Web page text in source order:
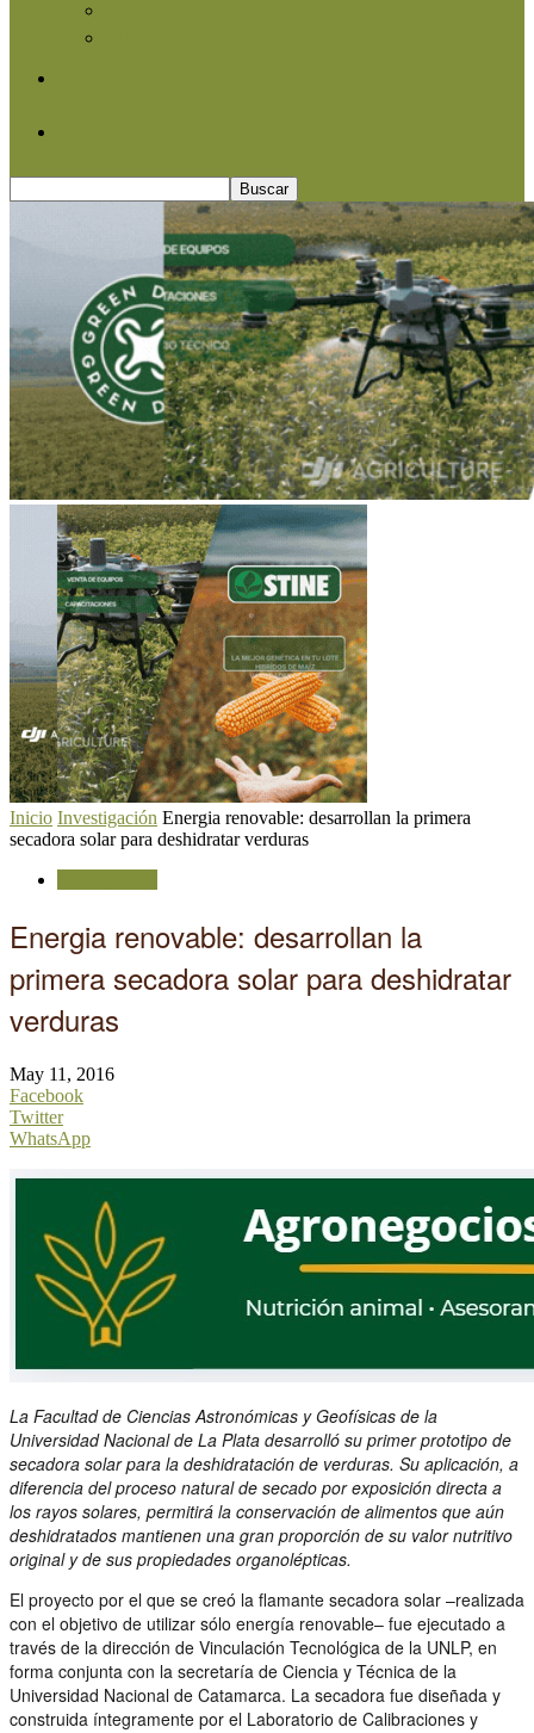
Inicio Investigación Energia renovable: desarrollan la primera
secadora solar para deshidratar verduras
Energia renovable: desarrollan la
primera secadora solar para deshidratar
verduras
May 11, 2016
Facebook
Twitter
WhatsApp
La Facultad de Ciencias Astronómicas y Geofísicas de la
Universidad Nacional de La Plata desarrolló su primer prototipo de
secadora solar para la deshidratación de verduras. Su aplicación, a
diferencia del proceso natural de secado por exposición directa a
los rayos solares, permitirá la conservación de alimentos que aún
deshidratados mantienen una gran proporción de su valor nutritivo
original y de sus propiedades organolépticas.
El proyecto por el que se creó la flamante secadora solar –realizada
con el objetivo de utilizar sólo energía renovable– fue ejecutado a
través de la dirección de Vinculación Tecnológica de la UNLP, en
forma conjunta con la secretaría de Ciencia y Técnica de la
Universidad Nacional de Catamarca. La secadora fue diseñada y
construida íntegramente por el Laboratorio de Calibraciones y